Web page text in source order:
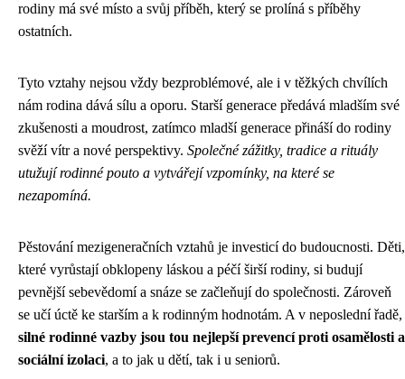
rodiny má své místo a svůj příběh, který se prolíná s příběhy
ostatních.
Tyto vztahy nejsou vždy bezproblémové, ale i v těžkých chvílích
nám rodina dává sílu a oporu. Starší generace předává mladším své
zkušenosti a moudrost, zatímco mladší generace přináší do rodiny
svěží vítr a nové perspektivy. Společné zážitky, tradice a rituály
utužují rodinné pouto a vytvářejí vzpomínky, na které se
nezapomíná.
Pěstování mezigeneračních vztahů je investicí do budoucnosti. Děti,
které vyrůstají obklopeny láskou a péčí širší rodiny, si budují
pevnější sebevědomí a snáze se začleňují do společnosti. Zároveň
se učí úctě ke starším a k rodinným hodnotám. A v neposlední řadě,
silné rodinné vazby jsou tou nejlepší prevencí proti osamělosti a
sociální izolaci, a to jak u dětí, tak i u seniorů.